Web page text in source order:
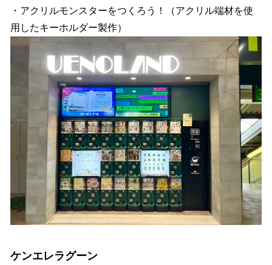
・アクリルモンスターをつくろう！（アクリル端材を使
用したキーホルダー製作）
ケンエレラグーン